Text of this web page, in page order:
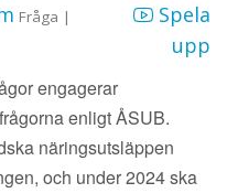
Fråga |
Spela
upp
engagerar
enligt ÅSUB.
näringsutsläppen
och under 2024 ska